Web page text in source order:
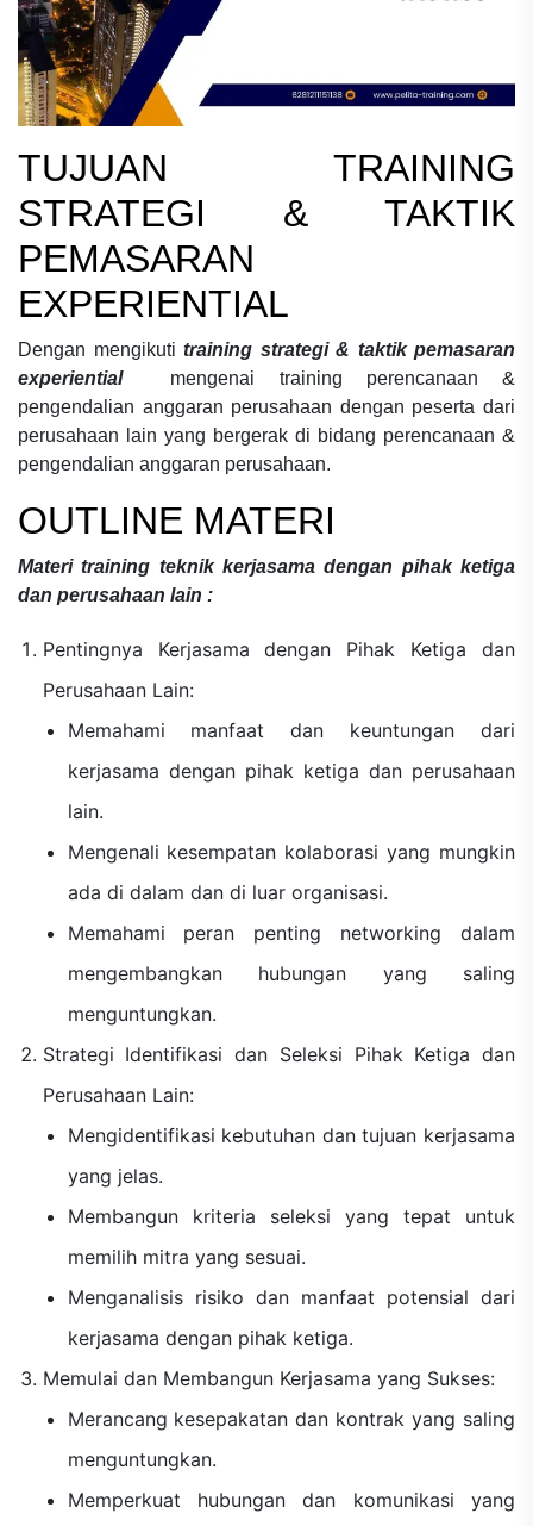
TUJUAN TRAINING
STRATEGI & TAKTIK
PEMASARAN
EXPERIENTIAL
Dengan mengikuti training strategi & taktik pemasaran
experiential
mengenai training perencanaan &
pengendalian anggaran perusahaan dengan peserta dari
perusahaan lain yang bergerak di bidang perencanaan &
pengendalian anggaran perusahaan.
OUTLINE MATERI
Materitraining teknik kerjasama dengan pihak ketiga
dan perusahaan lain :
Pentingnya Kerjasama dengan Pihak Ketiga dan
Perusahaan Lain:
Memahami manfaat dan keuntungan dari
kerjasama dengan pihak ketiga dan perusahaan
lain.
Mengenali kesempatan kolaborasi yang mungkin
ada di dalam dan di luar organisasi.
Memahami peran penting networking dalam
mengembangkan hubungan yang saling
menguntungkan.
Strategi Identifikasi dan Seleksi Pihak Ketiga dan
Perusahaan Lain:
Mengidentifikasi kebutuhan dan tujuan kerjasama
yang jelas.
Membangun kriteria seleksi yang tepat untuk
memilih mitra yang sesuai.
Menganalisis risiko dan manfaat potensial dari
kerjasama dengan pihak ketiga.
Memulai dan Membangun Kerjasama yang Sukses:
Merancang kesepakatan dan kontrak yang saling
menguntungkan.
Memperkuat hubungan dan komunikasi yang